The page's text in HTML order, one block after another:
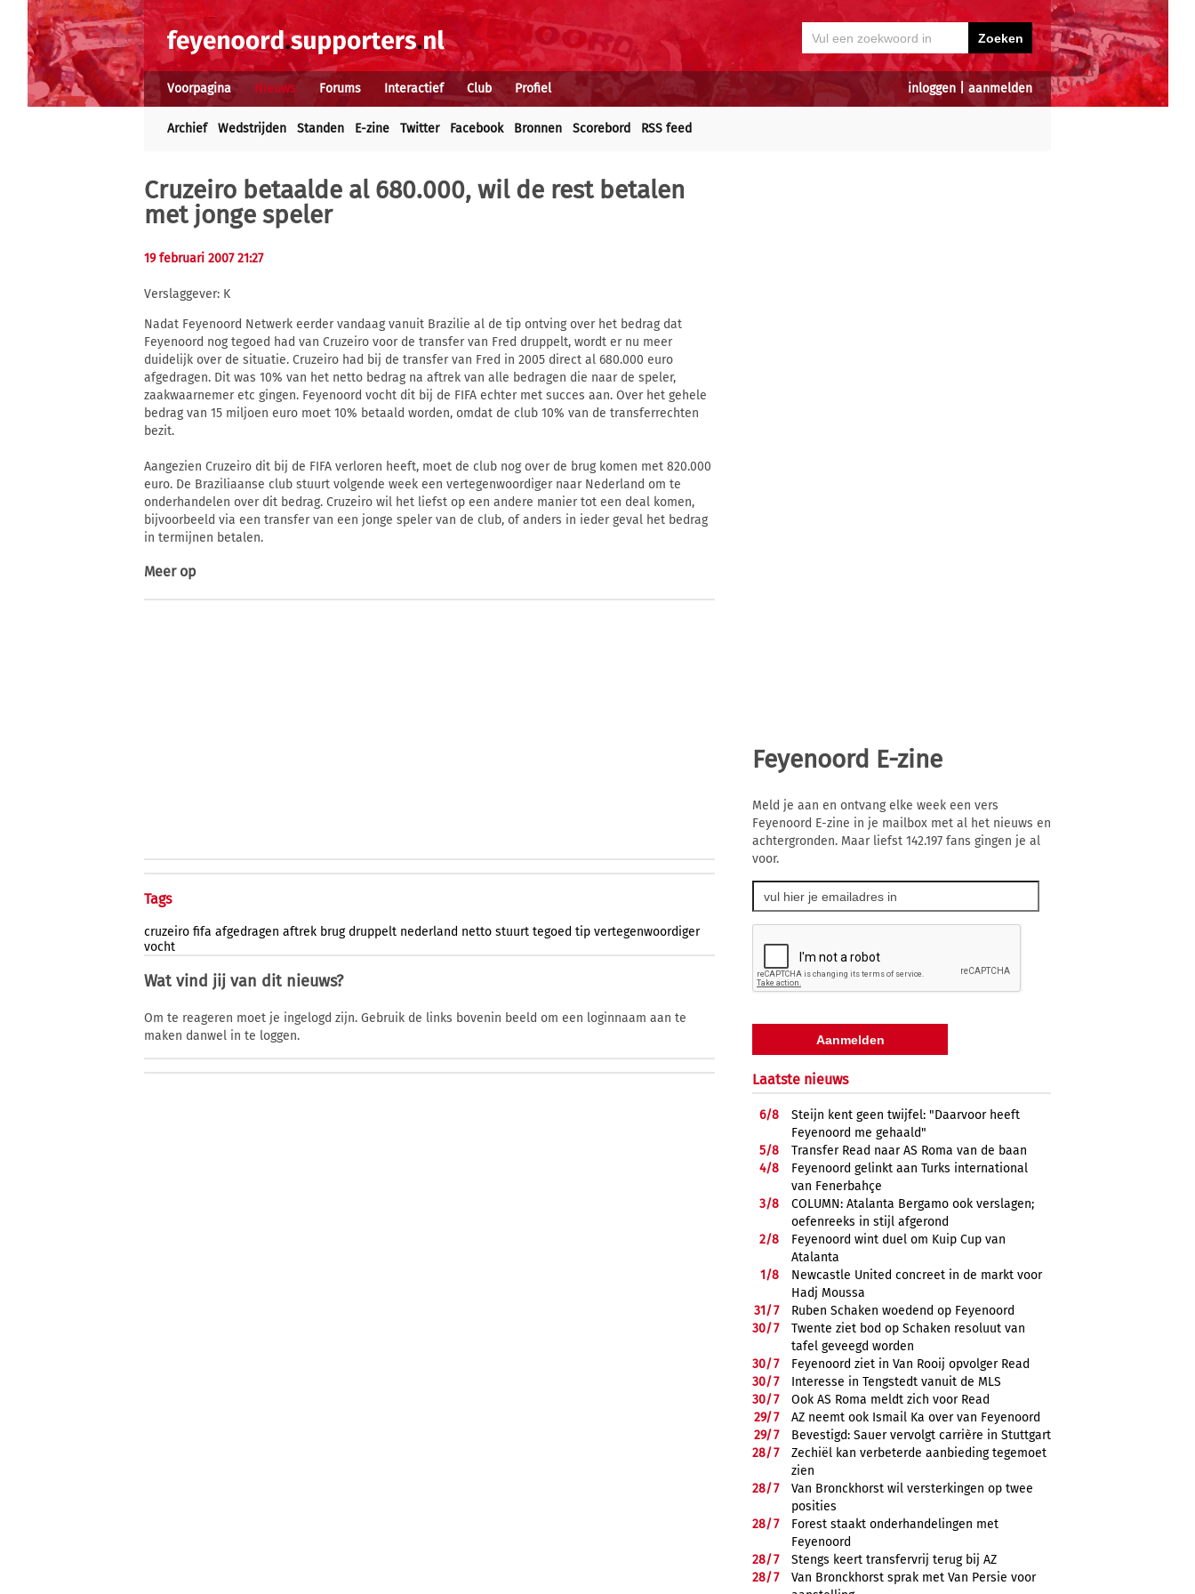
inloggen aanmelden
Voorpagina Nieuws Forums Interactief Club Profiel
Archief Wedstrijden Standen E-zine Twitter Facebook Bronnen Scorebord RSS feed
Cruzeiro betaalde al 680.000, wil de rest betalen
met jonge speler
19 februari 2007 21:27
Verslaggever: K
Nadat Feyenoord Netwerk eerder vandaag vanuit Brazilie al de tip ontving over het bedrag dat
Feyenoord nog tegoed had van Cruzeiro voor de transfer van Fred druppelt, wordt er nu meer
duidelijk over de situatie. Cruzeiro had bij de transfer van Fred in 2005 direct al 680.000 euro
afgedragen. Dit was 10% van het netto bedrag na aftrek van alle bedragen die naar de speler,
zaakwaarnemer etc gingen. Feyenoord vocht dit bij de FIFA echter met succes aan. Over het gehele
bedrag van 15 miljoen euro moet 10% betaald worden, omdat de club 10% van de transferrechten
bezit.
Aangezien Cruzeiro dit bij de FIFA verloren heeft, moet de club nog over de brug komen met 820.000
euro. De Braziliaanse club stuurt volgende week een vertegenwoordiger naar Nederland om te
onderhandelen over dit bedrag. Cruzeiro wil het liefst op een andere manier tot een deal komen,
bijvoorbeeld via een transfer van een jonge speler van de club, of anders in ieder geval het bedrag
in termijnen betalen.
Meer op
Tags
cruzeiro fifa afgedragen aftrek brug druppelt nederland netto stuurt tegoed tip vertegenwoordiger
vocht
Wat vind jij van dit nieuws?
Om te reageren moet je ingelogd zijn. Gebruik de links bovenin beeld om een loginnaam aan te
maken danwel in te loggen.
Feyenoord E-zine
Meld je aan en ontvang elke week een vers
Feyenoord E-zine in je mailbox met al het nieuws en
achtergronden. Maar liefst 142.197 fans gingen je al
voor.
Laatste nieuws
6/8
Steijn kent geen twijfel: "Daarvoor heeft
Feyenoord me gehaald"
5/8
Transfer Read naar AS Roma van de baan
4/8
Feyenoord gelinkt aan Turks international
van Fenerbahçe
3/8
COLUMN: Atalanta Bergamo ook verslagen;
oefenreeks in stijl afgerond
2/8
Feyenoord wint duel om Kuip Cup van
Atalanta
1/8
Newcastle United concreet in de markt voor
Hadj Moussa
31/7
Ruben Schaken woedend op Feyenoord
30/7
Twente ziet bod op Schaken resoluut van
tafel geveegd worden
30/7
Feyenoord ziet in Van Rooij opvolger Read
30/7
Interesse in Tengstedt vanuit de MLS
30/7
Ook AS Roma meldt zich voor Read
29/7
AZ neemt ook Ismail Ka over van Feyenoord
29/7
Bevestigd: Sauer vervolgt carrière in Stuttgart
28/7
Zechiël kan verbeterde aanbieding tegemoet
zien
28/7
Van Bronckhorst wil versterkingen op twee
posities
28/7
Forest staakt onderhandelingen met
Feyenoord
28/7
Stengs keert transfervrij terug bij AZ
28/7
Van Bronckhorst sprak met Van Persie voor